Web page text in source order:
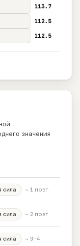
113.7
112.5
112.5
значения
сила ~ 1 повт.
сила ~ 2 повт.
сила
~ 3–4